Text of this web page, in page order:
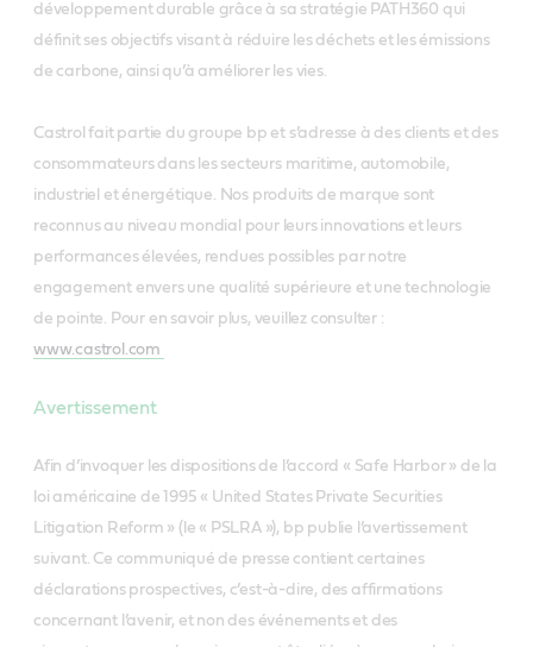
développement durable grâce à sa stratégie PATH360 qui
définit ses objectifs visant à réduire les déchets et les émissions
de carbone, ainsi qu’à améliorer les vies.
Castrol fait partie du groupe bp et s’adresse à des clients et des
consommateurs dans les secteurs maritime, automobile,
industriel et énergétique. Nos produits de marque sont
reconnus au niveau mondial pour leurs innovations et leurs
performances élevées, rendues possibles par notre
engagement envers une qualité supérieure et une technologie
de pointe. Pour en savoir plus, veuillez consulter :
www.castrol.com
Avertissement
Afin d’invoquer les dispositions de l’accord « Safe Harbor » de la
loi américaine de 1995 « United States Private Securities
Litigation Reform » (le « PSLRA »), bp publie l’avertissement
suivant. Ce communiqué de presse contient certaines
déclarations prospectives, c’est-à-dire, des affirmations
concernant l’avenir, et non des événements et des